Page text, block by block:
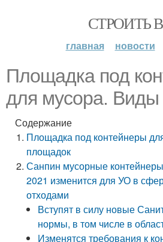
СТРОИТЬ
главная новости
Площадка под
для мусора.
Содержание
Площадка под контейнеры
площадок
Санпин мусорные
2021 изменится для УО в
отходами
Вступят в силу новые
нормы, в том числе в
Изменятся требования к